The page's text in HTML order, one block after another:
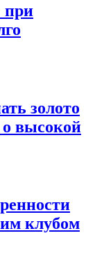
при
золото
высокой
клубом